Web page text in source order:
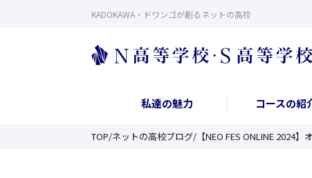
KADOKAWA・ドワンゴが創るネットの高校
私達の魅力 コースの紹
TOP/ネットの高校ブログ/ 【NEO FES ONLINE 2024